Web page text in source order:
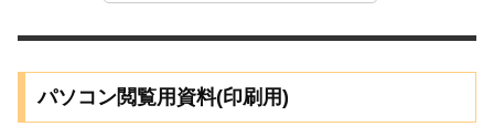
パソコン閲覧用資料(印刷用)